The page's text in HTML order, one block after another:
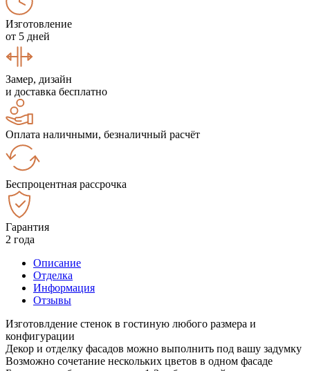
Изготовление
от 5 дней
Замер, дизайн
и доставка бесплатно
Оплата наличными, безналичный расчёт
Беспроцентная рассрочка
Гарантия
2 года
Описание
Отделка
Информация
Отзывы
Изготовлдение стенок в гостиную любого размера и
конфигурации
Декор и отделку фасадов можно выполнить под вашу задумку
Возможно сочетание нескольких цветов в одном фасаде